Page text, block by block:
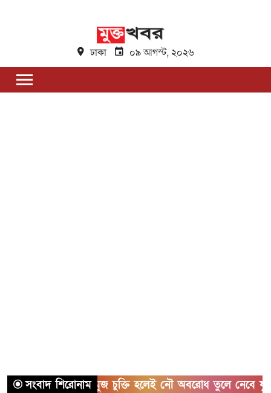
ঢাকা ০৯ আগস্ট, ২০২৬
সংবাদ শিরোনাম
হরমুজ চুক্তি হলেই নৌ অবরোধ তুলে নেবে যুক্তরাষ্ট্র